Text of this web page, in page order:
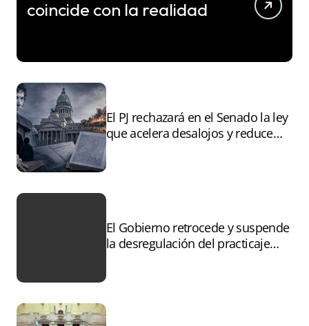
coincide con la realidad
El PJ rechazará en el Senado la ley
que acelera desalojos y reduce
El Gobierno retrocede y suspende
la desregulación del practicaje